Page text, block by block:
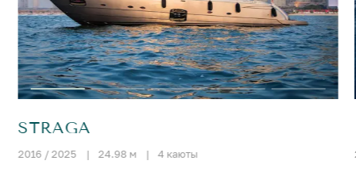
STRAGA
2016 / 2025 | 24.98 м | 4 каюты